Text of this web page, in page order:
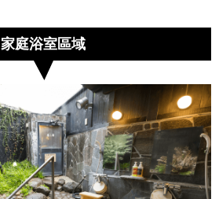
家庭浴室區域